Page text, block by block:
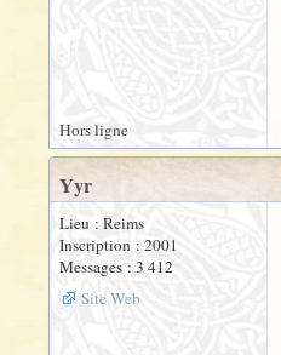
Hors ligne
Yyr
Lieu : Reims
Inscription : 2001
Messages : 3 412
Site Web